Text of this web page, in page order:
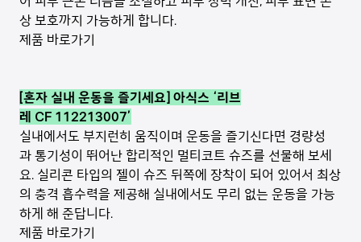
상 보호까지 가능하게 합니다.
제품 바로가기
[혼자 실내 운동을 즐기세요] 아식스 ‘리브
레 CF 112213007’
실내에서도 부지런히 움직이며 운동을 즐기신다면 경량성
과 통기성이 뛰어난 합리적인 멀티코트 슈즈를 선물해 보세
요. 실리콘 타입의 젤이 슈즈 뒤쪽에 장착이 되어 있어서 최상
의 충격 흡수력을 제공해 실내에서도 무리 없는 운동을 가능
하게 해 준답니다.
제품 바로가기